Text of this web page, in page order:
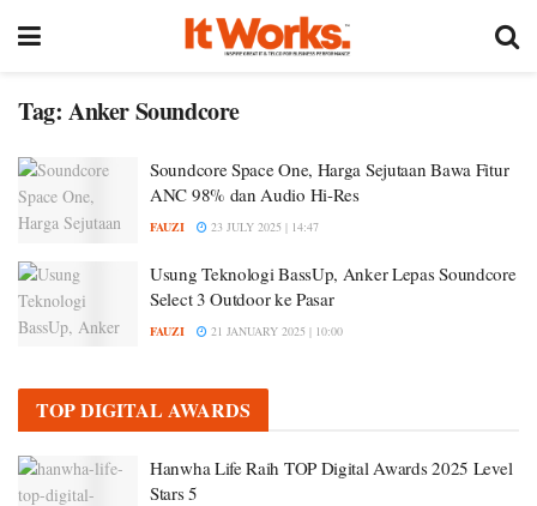
Tag: Anker Soundcore
Soundcore Space One, Harga Sejutaan Bawa Fitur
ANC 98% dan Audio Hi-Res
FAUZI 23 JULY 2025 | 14:47
Usung Teknologi BassUp, Anker Lepas Soundcore
Select 3 Outdoor ke Pasar
FAUZI 21 JANUARY 2025 | 10:00
TOP DIGITAL AWARDS
Hanwha Life Raih TOP Digital Awards 2025 Level
Stars 5